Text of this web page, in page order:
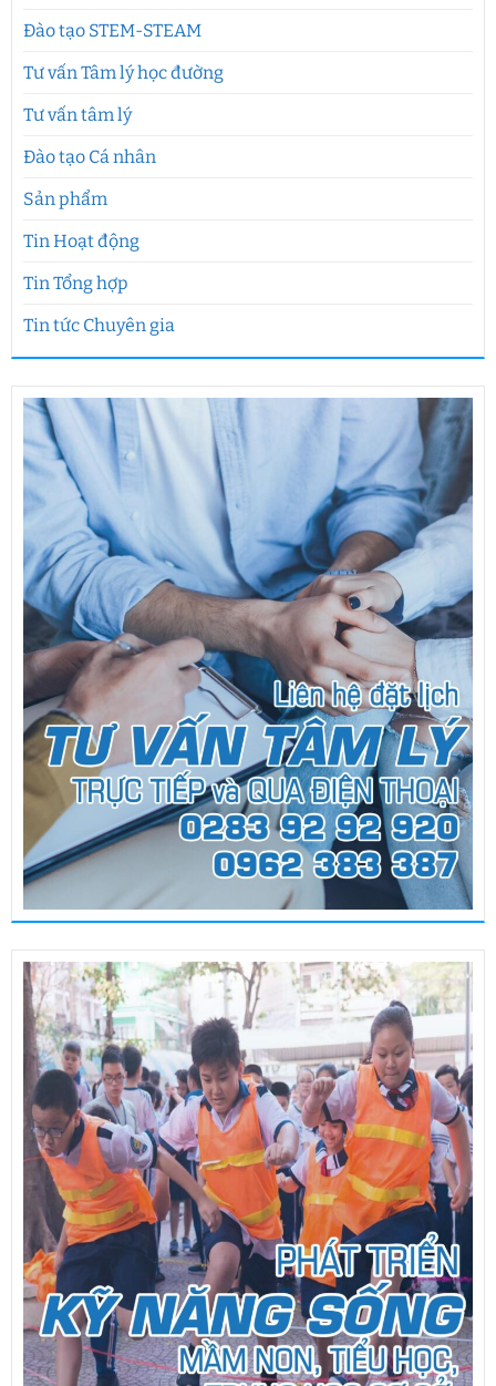
Đào tạo STEM-STEAM
Tư vấn Tâm lý học đường
Tư vấn tâm lý
Đào tạo Cá nhân
Sản phẩm
Tin Hoạt động
Tin Tổng hợp
Tin tức Chuyên gia